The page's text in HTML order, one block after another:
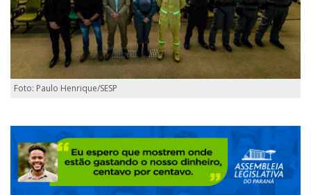
Foto: Paulo Henrique/SESP